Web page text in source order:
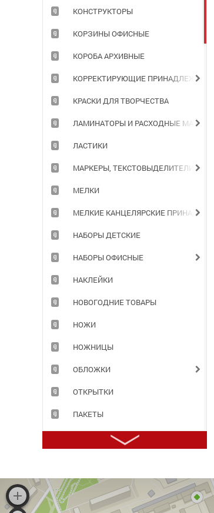
КОНСТРУКТОРЫ
КОРЗИНЫ ОФИСНЫЕ
КОРОБА АРХИВНЫЕ
КОРРЕКТИРУЮЩИЕ
КРАСКИ ДЛЯ ТВОРЧЕСТВА
ЛАМИНАТОРЫ И РАСХОДНЫЕ
ЛАСТИКИ
МАРКЕРЫ, ТЕКСТОВЫДЕЛИТЕЛИ
МЕЛКИ
МЕЛКИЕ КАНЦЕЛЯРСКИЕ
НАБОРЫ ДЕТСКИЕ
НАБОРЫ ОФИСНЫЕ
НАКЛЕЙКИ
НОВОГОДНИЕ ТОВАРЫ
НОЖИ
НОЖНИЦЫ
ОБЛОЖКИ
ОТКРЫТКИ
ПАКЕТЫ
ПЕРФОФАЙЛЫ
ПЛАСТИЛИН